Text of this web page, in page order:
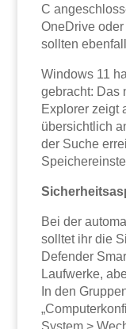
C
OneDrive
sollten
Windows 11
gebracht: Das
Explorer zeigt
übersichtlich
der Suche
Bei der
solltet ihr die
Defender
Laufwerke,
In den